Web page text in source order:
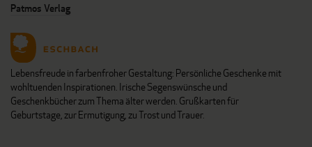
Patmos Verlag
Lebensfreude in farbenfroher Gestaltung: Persönliche Geschenke mit
wohltuenden Inspirationen. Irische Segenswünsche und
Geschenkbücher zum Thema älter werden. Grußkarten für
Geburtstage, zur Ermutigung, zu Trost und Trauer.